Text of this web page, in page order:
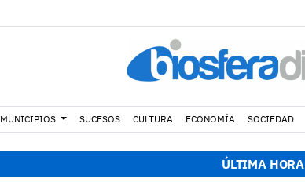
MUNICIPIOS SUCESOS CULTURA ECONOMÍA SOCIEDAD
ÚLTIMA HORA